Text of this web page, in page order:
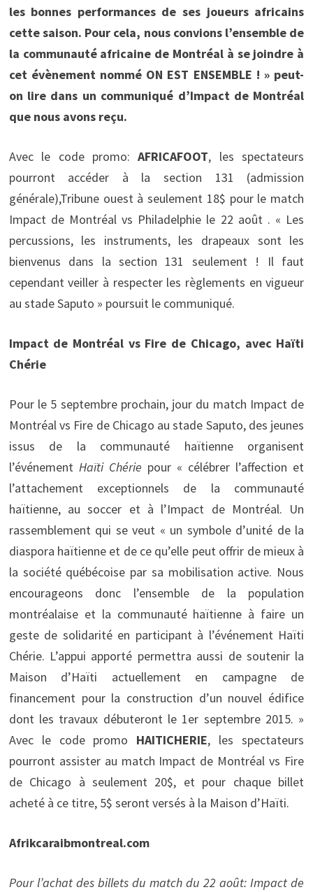
les bonnes performances de ses joueurs africains
cette saison. Pour cela, nous convions l’ensemble de
la communauté africaine de Montréal à se joindre à
cet évènement nommé ON EST ENSEMBLE ! » peut-
on lire dans un communiqué d’Impact de Montréal
que nous avons reçu.
Avec le code promo: AFRICAFOOT, les spectateurs
pourront accéder à la section 131 (admission
générale),Tribune ouest à seulement 18$ pour le match
Impact de Montréal vs Philadelphie le 22 août . « Les
percussions, les instruments, les drapeaux sont les
bienvenus dans la section 131 seulement ! Il faut
cependant veiller à respecter les règlements en vigueur
au stade Saputo » poursuit le communiqué.
Impact de Montréal vs Fire de Chicago, avec Haïti
Chérie
Pour le 5 septembre prochain, jour du match Impact de
Montréal vs Fire de Chicago au stade Saputo, des jeunes
issus de la communauté haïtienne organisent
l’événement Haïti Chérie pour « célébrer l’affection et
l’attachement exceptionnels de la communauté
haïtienne, au soccer et à l’Impact de Montréal. Un
rassemblement qui se veut « un symbole d’unité de la
diaspora haïtienne et de ce qu’elle peut offrir de mieux à
la société québécoise par sa mobilisation active. Nous
encourageons donc l’ensemble de la population
montréalaise et la communauté haïtienne à faire un
geste de solidarité en participant à l’événement Haïti
Chérie. L’appui apporté permettra aussi de soutenir la
Maison d’Haïti actuellement en campagne de
financement pour la construction d’un nouvel édifice
dont les travaux débuteront le 1er septembre 2015. »
Avec le code promo HAITICHERIE, les spectateurs
pourront assister au match Impact de Montréal vs Fire
de Chicago à seulement 20$, et pour chaque billet
acheté à ce titre, 5$ seront versés à la Maison d’Haïti.
Afrikcaraibmontreal.com
Pour l’achat des billets du match du 22 août: Impact de